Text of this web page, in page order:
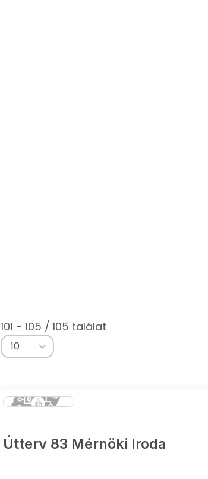
101 - 105 / 105 találat
Select number per page
10
Select number per page
Útterv 83 Mérnöki Iroda